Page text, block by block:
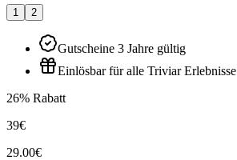
1 2
Gutscheine 3 Jahre gültig
Einlösbar für alle Triviar Erlebnisse
26% Rabatt
39€
29.00€